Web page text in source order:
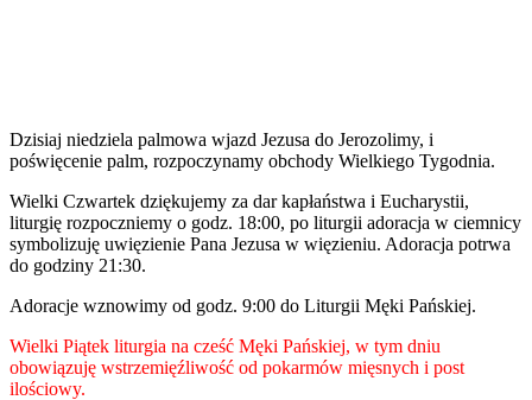
Dzisiaj niedziela palmowa wjazd Jezusa do Jerozolimy, i
poświęcenie palm, rozpoczynamy obchody Wielkiego Tygodnia.
Wielki Czwartek dziękujemy za dar kapłaństwa i Eucharystii,
liturgię rozpoczniemy o godz. 18:00, po liturgii adoracja w ciemnicy
symbolizuję uwięzienie Pana Jezusa w więzieniu. Adoracja potrwa
do godziny 21:30.
Adoracje wznowimy od godz. 9:00 do Liturgii Męki Pańskiej.
Wielki Piątek liturgia na cześć Męki Pańskiej, w tym dniu
obowiązuję wstrzemięźliwość od pokarmów mięsnych i post
ilościowy.